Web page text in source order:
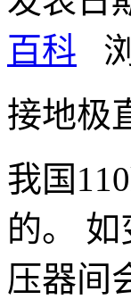
百科
接地极
我国
的。
压器间